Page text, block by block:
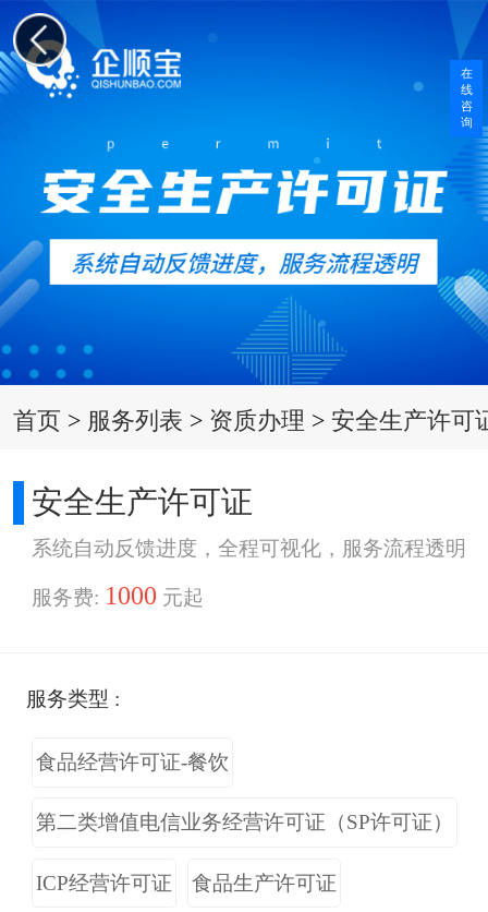
首页 > 服务列表 > 资质办理 >安全生产许可
安全生产许可证
系统自动反馈进度，全程可视化，服务流程透明
服务费: 1000 元起
服务类型 :
食品经营许可证-餐饮
第二类增值电信业务经营许可证（SP许可证）
ICP经营许可证 食品生产许可证
在
线
咨
询